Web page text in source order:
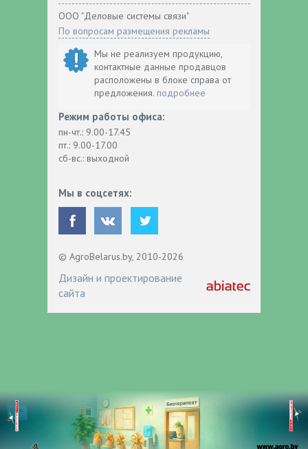
ООО "Деловые системы связи"
По вопросам размещения рекламы
Мы не реализуем продукцию,
контактные данные продавцов
расположены в блоке справа от
предложения. подробнее
Режим работы офиса:
пн-чт.: 9.00-17.45
пт.: 9.00-17.00
сб-вс.: выходной
Мы в соцсетях:
© AgroBelarus.by, 2010-2026
Дизайн и проектирование
сайта